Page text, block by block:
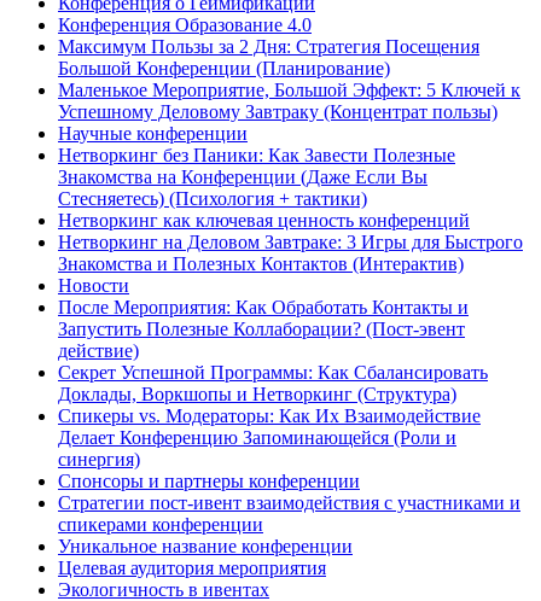
Конференция Образование 4.0
Максимум Пользы за 2 Дня: Стратегия Посещения
Большой Конференции (Планирование)
Маленькое Мероприятие, Большой Эффект: 5 Ключей к
Успешному Деловому Завтраку (Концентрат пользы)
Научные конференции
Нетворкинг без Паники: Как Завести Полезные
Знакомства на Конференции (Даже Если Вы
Стесняетесь) (Психология + тактики)
Нетворкинг как ключевая ценность конференций
Нетворкинг на Деловом Завтраке: 3 Игры для Быстрого
Знакомства и Полезных Контактов (Интерактив)
Новости
После Мероприятия: Как Обработать Контакты и
Запустить Полезные Коллаборации? (Пост-эвент
действие)
Секрет Успешной Программы: Как Сбалансировать
Доклады, Воркшопы и Нетворкинг (Структура)
Спикеры vs. Модераторы: Как Их Взаимодействие
Делает Конференцию Запоминающейся (Роли и
синергия)
Спонсоры и партнеры конференции
Стратегии пост-ивент взаимодействия с участниками и
спикерами конференции
Уникальное название конференции
Целевая аудитория мероприятия
Экологичность в ивентах